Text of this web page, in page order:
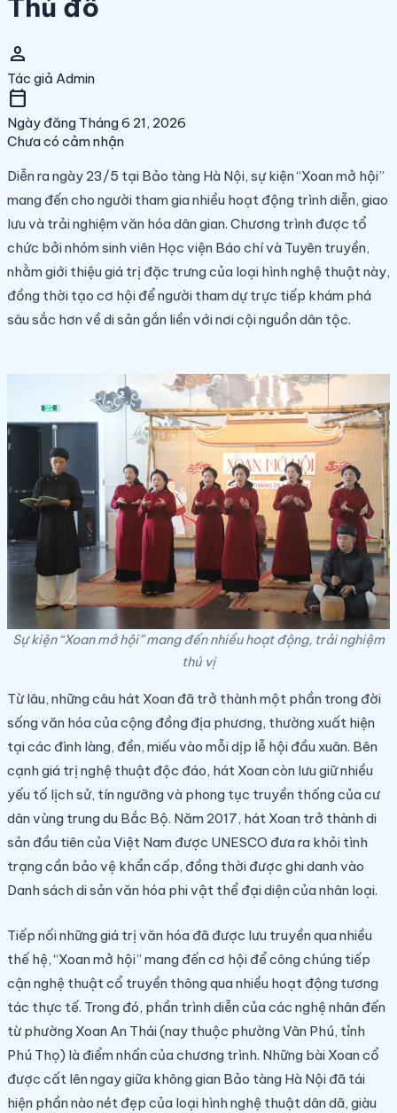
Thủ đô
person
Tác giả Admin
calendar_today
Ngày đăng Tháng 6 21, 2026
Chưa có cảm nhận
Diễn ra ngày 23/5 tại Bảo tàng Hà Nội, sự kiện “Xoan mở hội”
mang đến cho người tham gia nhiều hoạt động trình diễn, giao
lưu và trải nghiệm văn hóa dân gian. Chương trình được tổ
chức bởi nhóm sinh viên Học viện Báo chí và Tuyên truyền,
nhằm giới thiệu giá trị đặc trưng của loại hình nghệ thuật này,
đồng thời tạo cơ hội để người tham dự trực tiếp khám phá
sâu sắc hơn về di sản gắn liền với nơi cội nguồn dân tộc.
Sự kiện “Xoan mở hội” mang đến nhiều hoạt động, trải nghiệm
thú vị
Từ lâu, những câu hát Xoan đã trở thành một phần trong đời
sống văn hóa của cộng đồng địa phương, thường xuất hiện
tại các đình làng, đền, miếu vào mỗi dịp lễ hội đầu xuân. Bên
cạnh giá trị nghệ thuật độc đáo, hát Xoan còn lưu giữ nhiều
yếu tố lịch sử, tín ngưỡng và phong tục truyền thống của cư
dân vùng trung du Bắc Bộ. Năm 2017, hát Xoan trở thành di
sản đầu tiên của Việt Nam được UNESCO đưa ra khỏi tình
trạng cần bảo vệ khẩn cấp, đồng thời được ghi danh vào
Danh sách di sản văn hóa phi vật thể đại diện của nhân loại.
Tiếp nối những giá trị văn hóa đã được lưu truyền qua nhiều
thế hệ, “Xoan mở hội” mang đến cơ hội để công chúng tiếp
cận nghệ thuật cổ truyền thông qua nhiều hoạt động tương
tác thực tế. Trong đó, phần trình diễn của các nghệ nhân đến
từ phường Xoan An Thái (nay thuộc phường Vân Phú, tỉnh
Phú Thọ) là điểm nhấn của chương trình. Những bài Xoan cổ
được cất lên ngay giữa không gian Bảo tàng Hà Nội đã tái
hiện phần nào nét đẹp của loại hình nghệ thuật dân dã, giàu